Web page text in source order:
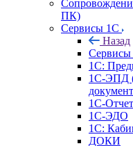
ПК)
Сервисы 1С
Назад
1С:
1С-ЭПД (
1С-
1С-ЭДО
1С:
ДОКИ